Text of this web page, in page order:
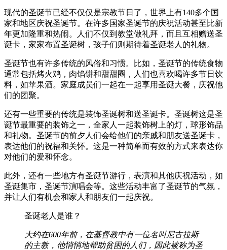
现代的圣诞节已经不仅仅是宗教节日了，世界上有140多个国
家和地区庆祝圣诞节。在许多国家圣诞节的庆祝活动甚至比新
年更加隆重和热闹。人们不仅到教堂做礼拜，而且互相赠送圣
诞卡，家家布置圣诞树，孩子们则期待着圣诞老人的礼物。
圣诞节也有许多传统的风俗和习惯。比如，圣诞节的传统食物
通常包括烤火鸡，肉馅饼和甜甜圈，人们也喜欢喝许多节日饮
料，如苹果酒。家庭成员们一起在一起享用圣诞大餐，庆祝他
们的团聚。
还有一些重要的传统是装饰圣诞树和送圣诞卡。圣诞树这是圣
诞节最重要的装饰之一，全家人一起装饰树上的灯，球形饰品
和礼物。圣诞节的前夕人们会给他们的亲戚和朋友送圣诞卡，
表达他们的祝福和关怀。这是一种简单而有效的方式来表达你
对他们的爱和怀念。
此外，还有一些地方有圣诞节游行，表演和其他庆祝活动，如
圣诞集市，圣诞节演唱会等。这些活动丰富了圣诞节的气氛，
并让人们有机会和家人和朋友们一起庆祝。
圣诞老人是谁？
大约在600年前，在基督教中有一位名叫尼古拉斯
的主教，他悄悄地帮助贫困的人们，因此被称为圣